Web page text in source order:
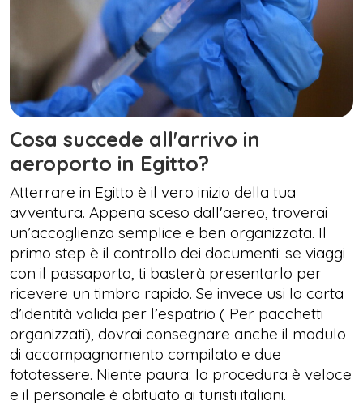
Cosa succede all'arrivo in
aeroporto in Egitto?
Atterrare in Egitto è il vero inizio della tua
avventura. Appena sceso dall'aereo, troverai
un’accoglienza semplice e ben organizzata. Il
primo step è il controllo dei documenti: se viaggi
con il passaporto, ti basterà presentarlo per
ricevere un timbro rapido. Se invece usi la carta
d’identità valida per l’espatrio ( Per pacchetti
organizzati), dovrai consegnare anche il modulo
di accompagnamento compilato e due
fototessere. Niente paura: la procedura è veloce
e il personale è abituato ai turisti italiani.